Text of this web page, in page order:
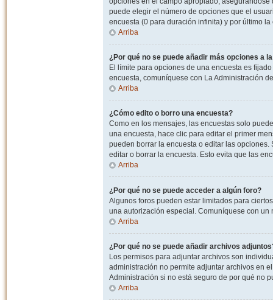
puede elegir el número de opciones que el
encuesta (0 para duración infinita) y por último
Arriba
¿Por qué no se puede añadir más opciones a
El límite para opciones de una encuesta es
encuesta, comuníquese con La Administración
Arriba
¿Cómo edito o borro una encuesta?
Como en los mensajes, las encuestas solo
una encuesta, hace clic para editar el primer
pueden borrar la encuesta o editar las
editar o borrar la encuesta. Esto evita que las
Arriba
¿Por qué no se puede acceder a algún foro?
Algunos foros pueden estar limitados para
una autorización especial. Comuníquese con
Arriba
¿Por qué no se puede añadir archivos
Los permisos para adjuntar archivos son
administración no permite adjuntar archivos en
Administración si no está seguro de por qué no
Arriba